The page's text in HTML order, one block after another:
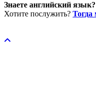
Знаете английский язык?
Хотите послужить?